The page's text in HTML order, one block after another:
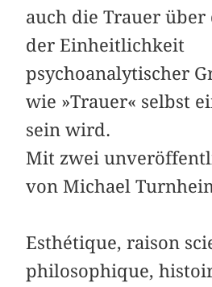
auch die Trauer über
der Einheitlichkeit
psychoanalytischer
wie »Trauer« selbst
sein wird.
Mit zwei
von Michael
Esthétique, raison
philosophique,